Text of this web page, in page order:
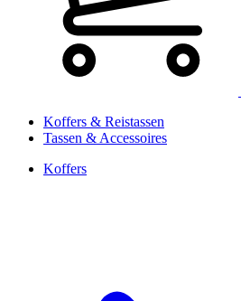
Koffers & Reistassen
Tassen & Accessoires
Koffers